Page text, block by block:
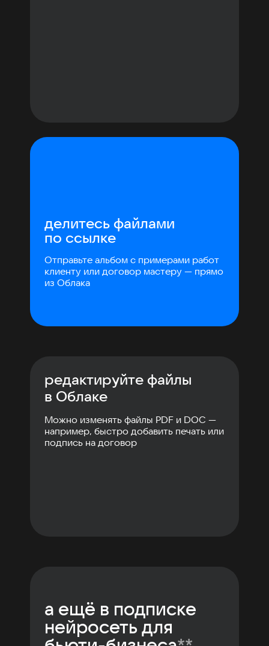
а ещё в подписке
нейросеть для
редактируйте файлы
в Облаке
Можно изменять файлы PDF и DOC —
например, быстро добавить печать или
подпись на договор
делитесь файлами
по ссылке
Отправьте альбом с примерами работ
клиенту или договор мастеру — прямо
из Облака